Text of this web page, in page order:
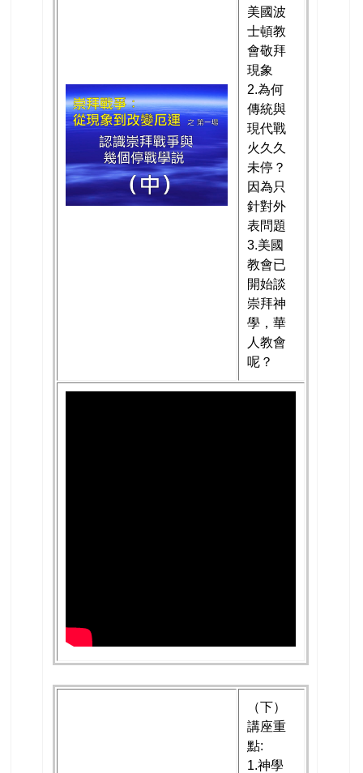
美國波
士頓教
會敬拜
現象
2.為何
傳統與
現代戰
火久久
未停？
因為只
針對外
表問題
3.美國
教會已
開始談
崇拜神
學，華
人教會
呢？
（下）
講座重
點:
1.神學